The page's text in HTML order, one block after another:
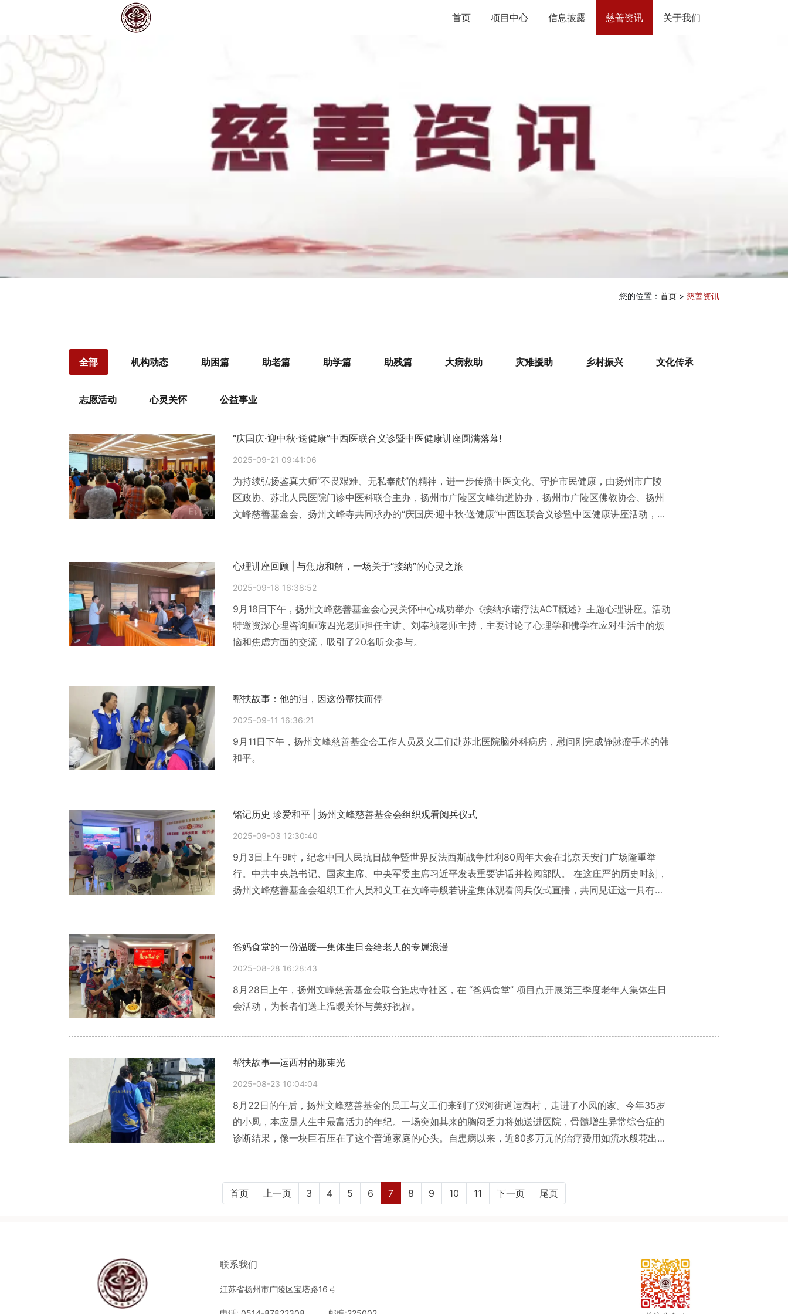
首页 项目中心 信息披露 慈善资讯 关于我们
您的位置： 首页 > 慈善资讯
全部 机构动态 助困篇 助老篇 助学篇 助残篇 大病救助 灾难援助 乡村振兴 文化传承
志愿活动 心灵关怀 公益事业
“庆国庆·迎中秋·送健康”中西医联合义诊暨中医健康讲座圆满落幕!
2025-09-21 09:41:06
为持续弘扬鉴真大师“不畏艰难、无私奉献”的精神，进一步传播中医文化、守护市民健康，由扬州市广陵
区政协、苏北人民医院门诊中医科联合主办，扬州市广陵区文峰街道协办，扬州市广陵区佛教协会、扬州
文峰慈善基金会、扬州文峰寺共同承办的“庆国庆·迎中秋·送健康”中西医联合义诊暨中医健康讲座活动，于
心理讲座回顾 | 与焦虑和解，一场关于“接纳”的心灵之旅
2025-09-18 16:38:52
9月18日下午，扬州文峰慈善基金会心灵关怀中心成功举办《接纳承诺疗法ACT概述》主题心理讲座。活动
特邀资深心理咨询师陈四光老师担任主讲、刘奉祯老师主持，主要讨论了心理学和佛学在应对生活中的烦
恼和焦虑方面的交流，吸引了20名听众参与。
帮扶故事：他的泪，因这份帮扶而停
2025-09-11 16:36:21
9月11日下午，扬州文峰慈善基金会工作人员及义工们赴苏北医院脑外科病房，慰问刚完成静脉瘤手术的韩
和平。
铭记历史 珍爱和平 | 扬州文峰慈善基金会组织观看阅兵仪式
2025-09-03 12:30:40
9月3日上午9时，纪念中国人民抗日战争暨世界反法西斯战争胜利80周年大会在北京天安门广场隆重举
行。中共中央总书记、国家主席、中央军委主席习近平发表重要讲话并检阅部队。 在这庄严的历史时刻，
扬州文峰慈善基金会组织工作人员和义工在文峰寺般若讲堂集体观看阅兵仪式直播，共同见证这一具有重
爸妈食堂的一份温暖—集体生日会给老人的专属浪漫
2025-08-28 16:28:43
8月28日上午，扬州文峰慈善基金会联合旌忠寺社区，在 “爸妈食堂” 项目点开展第三季度老年人集体生日
会活动，为长者们送上温暖关怀与美好祝福。
帮扶故事—运西村的那束光
2025-08-23 10:04:04
8月22日的午后，扬州文峰慈善基金的员工与义工们来到了汊河街道运西村，走进了小凤的家。今年35岁
的小凤，本应是人生中最富活力的年纪。一场突如其来的胸闷乏力将她送进医院，骨髓增生异常综合症的
诊断结果，像一块巨石压在了这个普通家庭的心头。自患病以来，近80多万元的治疗费用如流水般花出，
首页
上一页 3 4 5 6 7 8 9 10 11 下一页 尾页
联系我们
江苏省扬州市广陵区宝塔路16号